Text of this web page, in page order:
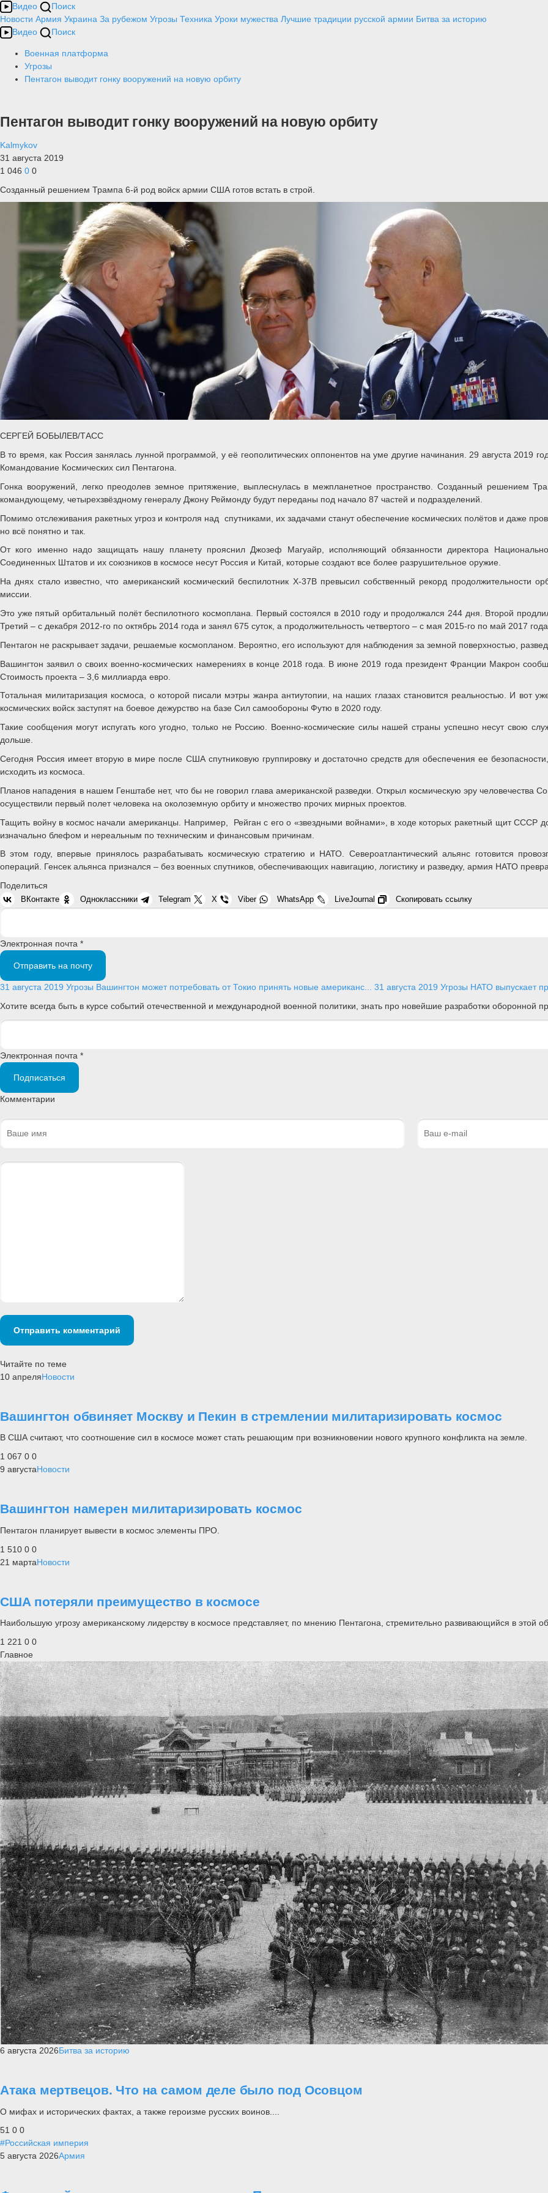
Видео
Поиск
Новости Армия Украина За рубежом Угрозы Техника Уроки мужества Лучшие традиции русской армии Битва за историю
Видео
Поиск
Военная платформа
Угрозы
Пентагон выводит гонку вооружений на новую орбиту
Пентагон выводит гонку вооружений на новую орбиту
Kalmykov
31 августа 2019
1 046 0 0
Созданный решением Трампа 6-й род войск армии США готов встать в строй.
СЕРГЕЙ БОБЫЛЕВ/ТАСС
В то время, как Россия занялась лунной программой, у её геополитических оппонентов на уме другие начинания. 29 августа
Командование Космических сил Пентагона.
Гонка вооружений, легко преодолев земное притяжение, выплеснулась в межпланетное пространство. Созданный решением
командующему, четырехзвёздному генералу Джону Реймонду будут переданы под начало 87 частей и подразделений.
Помимо отслеживания ракетных угроз и контроля над спутниками, их задачами станут обеспечение космических полётов и даже
но всё понятно и так.
От кого именно надо защищать нашу планету прояснил Джозеф Магуайр, исполняющий обязанности директора
Соединенных Штатов и их союзников в космосе несут Россия и Китай, которые создают все более разрушительное оружие.
На днях стало известно, что американский космический беспилотник X-37B превысил собственный рекорд продолжительности
миссии.
Это уже пятый орбитальный полёт беспилотного космоплана. Первый состоялся в 2010 году и продолжался 244 дня. Второй
Третий – с декабря 2012-го по октябрь 2014 года и занял 675 суток, а продолжительность четвертого – с мая 2015-го по май 2017
Пентагон не раскрывает задачи, решаемые космопланом. Вероятно, его используют для наблюдения за земной поверхностью,
Вашингтон заявил о своих военно-космических намерениях в конце 2018 года. В июне 2019 года президент Франции Макрон
Стоимость проекта – 3,6 миллиарда евро.
Тотальная милитаризация космоса, о которой писали мэтры жанра антиутопии, на наших глазах становится реальностью. И вот
космических войск заступят на боевое дежурство на базе Сил самообороны Футю в 2020 году.
Такие сообщения могут испугать кого угодно, только не Россию. Военно-космические силы нашей страны успешно несут свою
дольше.
Сегодня Россия имеет вторую в мире после США спутниковую группировку и достаточно средств для обеспечения ее
исходить из космоса.
Планов нападения в нашем Генштабе нет, что бы не говорил глава американской разведки. Открыл космическую эру человечества
осуществили первый полет человека на околоземную орбиту и множество прочих мирных проектов.
Тащить войну в космос начали американцы. Например, Рейган с его о «звездными войнами», в ходе которых ракетный щит СССР
изначально блефом и нереальным по техническим и финансовым причинам.
В этом году, впервые принялось разрабатывать космическую стратегию и НАТО. Североатлантический альянс готовится
операций. Генсек альянса признался – без военных спутников, обеспечивающих навигацию, логистику и разведку, армия НАТО
Поделиться
ВКонтакте Одноклассники Telegram X Viber WhatsApp LiveJournal Скопировать ссылку
Электронная почта *
Отправить на почту
31 августа 2019 Угрозы Вашингтон может потребовать от Токио принять новые американс... 31 августа 2019 Угрозы НАТО выпускает
Хотите всегда быть в курсе событий отечественной и международной военной политики, знать про новейшие разработки
Электронная почта *
Подписаться
Комментарии
Отправить комментарий
Читайте по теме
10 апреляНовости
Вашингтон обвиняет Москву и Пекин в стремлении милитаризировать космос
В США считают, что соотношение сил в космосе может стать решающим при возникновении нового крупного конфликта на земле.
1 067 0 0
9 августаНовости
Вашингтон намерен милитаризировать космос
Пентагон планирует вывести в космос элементы ПРО.
1 510 0 0
21 мартаНовости
США потеряли преимущество в космосе
Наибольшую угрозу американскому лидерству в космосе представляет, по мнению Пентагона, стремительно развивающийся в этой
1 221 0 0
Главное
6 августа 2026Битва за историю
Атака мертвецов. Что на самом деле было под Осовцом
О мифах и исторических фактах, а также героизме русских воинов....
51 0 0
#Российская империя
5 августа 2026Армия